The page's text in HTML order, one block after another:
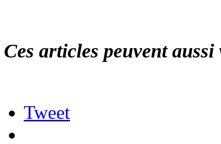
Ces articles peuvent
Tweet